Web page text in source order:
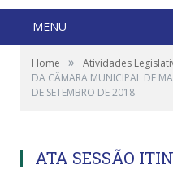
MENU
Home » Atividades
DA CÂMARA MUNICIPAL DE
DE SETEMBRO DE 2018
ATA SESSÃO